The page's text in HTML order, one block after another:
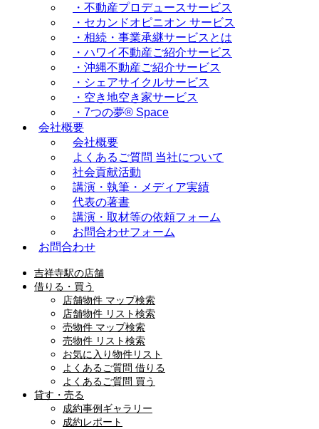
・不動産プロデュースサービス
・セカンドオピニオン サービス
・相続・事業承継サービスとは
・ハワイ不動産ご紹介サービス
・沖縄不動産ご紹介サービス
・シェアサイクルサービス
・空き地空き家サービス
・7つの夢® Space
会社概要
会社概要
よくあるご質問 当社について
社会貢献活動
講演・執筆・メディア実績
代表の著書
講演・取材等の依頼フォーム
お問合わせフォーム
お問合わせ
吉祥寺駅の店舗
借りる・買う
店舗物件 マップ検索
店舗物件 リスト検索
売物件 マップ検索
売物件 リスト検索
お気に入り物件リスト
よくあるご質問 借りる
よくあるご質問 買う
貸す・売る
成約事例ギャラリー
成約レポート